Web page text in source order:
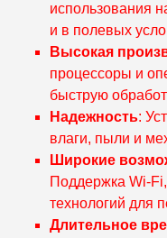
использования
и в полевых
Высокая
процессоры и
быструю
Надежность:
влаги, пыли и
Широкие
Поддержка Wi-
технологий для
Длительное